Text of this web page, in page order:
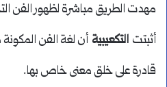
مهدت الطريق مباشرة لظهور الفن
أثبتت التكعيبية أن لغة الفن
قادرة على خلق معنى خاص بها.